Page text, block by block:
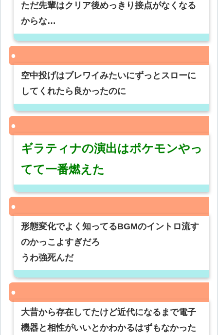
ただ先輩はクリア後めっきり接点がなくなる
からな…
空中投げはブレワイみたいにずっとスローに
してくれたら良かったのに
ギラティナの演出はポケモンやっ
てて一番燃えた
形態変化でよく知ってるBGMのイントロ流す
のかっこよすぎだろ
うわ強死んだ
大昔から存在してたけど近代になるまで電子
機器と相性がいいとかわかるはずもなかった